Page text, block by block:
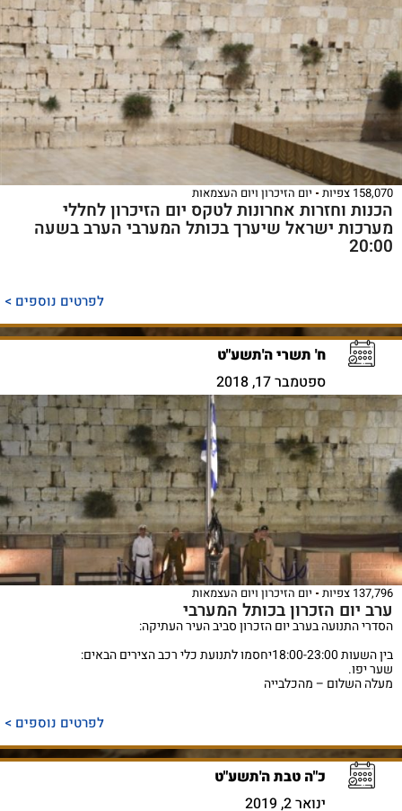
158,070 צפיות יום הזיכרון ויום העצמאות
הכנות וחזרות אחרונות לטקס יום הזיכרון לחללי
מערכות ישראל שיערך בכותל המערבי הערב בשעה
20:00
לפרטים נוספים >
ח' תשרי ה'תשע"ט
ספטמבר 17, 2018
137,796 צפיות יום הזיכרון ויום העצמאות
ערב יום הזכרון בכותל המערבי
הסדרי התנועה בערב יום הזכרון סביב העיר העתיקה:
בין השעות 18:00-23:00יחסמו לתנועת כלי רכב הצירים הבאים:
שער יפו.
מעלה השלום – מהכלבייה
לפרטים נוספים >
כ"ה טבת ה'תשע"ט
ינואר 2, 2019